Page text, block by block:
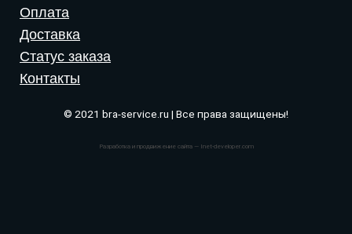
Оплата
Доставка
Статус заказа
Контакты
© 2021 bra-service.ru | Все права защищены!
Разработка и продвижение сайта — Inet-developer.com